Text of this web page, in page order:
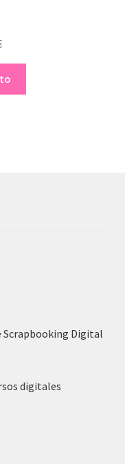
El
actual
es:
Scrapbooking Digital
digitales